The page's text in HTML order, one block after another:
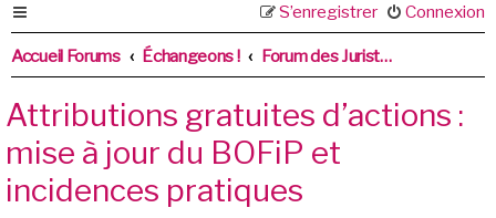
Connexion
S’enregistrer
Accueil Forums Échangeons ! Forum des Juristes en cabinets d'expertise comptable
Attributions gratuites d’actions :
mise à jour du BOFiP et
incidences pratiques